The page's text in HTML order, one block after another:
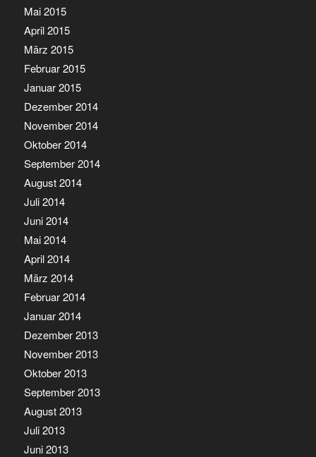
Mai 2015
April 2015
März 2015
Februar 2015
Januar 2015
Dezember 2014
November 2014
Oktober 2014
September 2014
August 2014
Juli 2014
Juni 2014
Mai 2014
April 2014
März 2014
Februar 2014
Januar 2014
Dezember 2013
November 2013
Oktober 2013
September 2013
August 2013
Juli 2013
Juni 2013